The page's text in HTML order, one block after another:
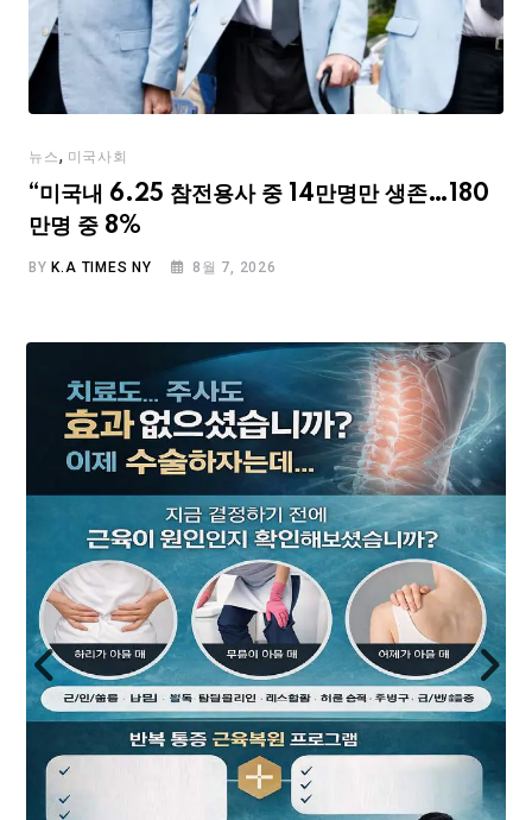
뉴스, 미국사회
“미국내 6.25 참전용사 중 14만명만 생존…180
만명 중 8%
BY K.A TIMES NY 8월 7, 2026